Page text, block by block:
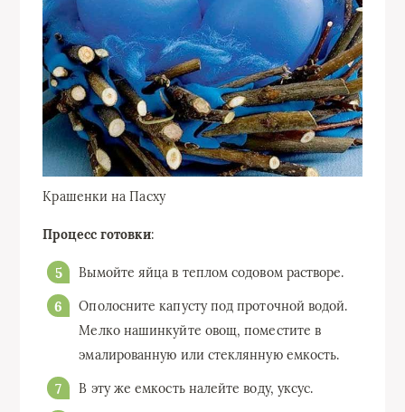
Крашенки на Пасху
Процесс готовки:
Вымойте яйца в теплом содовом растворе.
Ополосните капусту под проточной водой.
Мелко нашинкуйте овощ, поместите в
эмалированную или стеклянную емкость.
В эту же емкость налейте воду, уксус.